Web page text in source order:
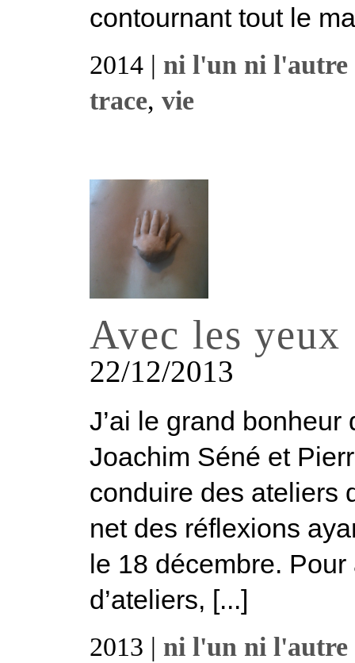
contournant tout le
2014 | ni l'un ni l'autre
trace, vie
Avec les yeux
22/12/2013
J’ai le grand bonheur
Joachim Séné et
conduire des ateliers
net des réflexions
le 18 décembre.
d’ateliers, [...]
2013 | ni l'un ni l'autre